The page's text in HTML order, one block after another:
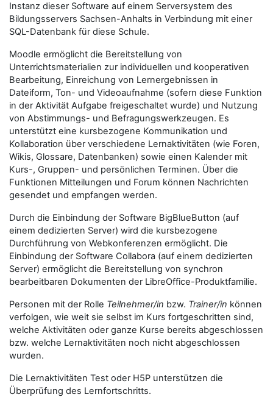
Instanz dieser Software auf einem Serversystem des
Bildungsservers Sachsen-Anhalts in Verbindung mit einer
SQL-Datenbank für diese Schule.
Moodle ermöglicht die Bereitstellung von
Unterrichtsmaterialien zur individuellen und kooperativen
Bearbeitung, Einreichung von Lernergebnissen in
Dateiform, Ton- und Videoaufnahme (sofern diese Funktion
in der Aktivität Aufgabe freigeschaltet wurde) und Nutzung
von Abstimmungs- und Befragungswerkzeugen. Es
unterstützt eine kursbezogene Kommunikation und
Kollaboration über verschiedene Lernaktivitäten (wie Foren,
Wikis, Glossare, Datenbanken) sowie einen Kalender mit
Kurs-, Gruppen- und persönlichen Terminen. Über die
Funktionen Mitteilungen und Forum können Nachrichten
gesendet und empfangen werden.
Durch die Einbindung der Software BigBlueButton (auf
einem dedizierten Server) wird die kursbezogene
Durchführung von Webkonferenzen ermöglicht. Die
Einbindung der Software Collabora (auf einem dedizierten
Server) ermöglicht die Bereitstellung von synchron
bearbeitbaren Dokumenten der LibreOffice-Produktfamilie.
Personen mit der Rolle Teilnehmer/in bzw. Trainer/in können
verfolgen, wie weit sie selbst im Kurs fortgeschritten sind,
welche Aktivitäten oder ganze Kurse bereits abgeschlossen
bzw. welche Lernaktivitäten noch nicht abgeschlossen
wurden.
Die Lernaktivitäten Test oder H5P unterstützen die
Überprüfung des Lernfortschritts.